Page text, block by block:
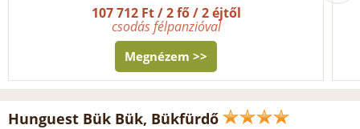
107 712 Ft / 2 fő / 2 éjtől
csodás félpanzióval
Megnézem >>
Hunguest Bük Bük, Bükfürdő